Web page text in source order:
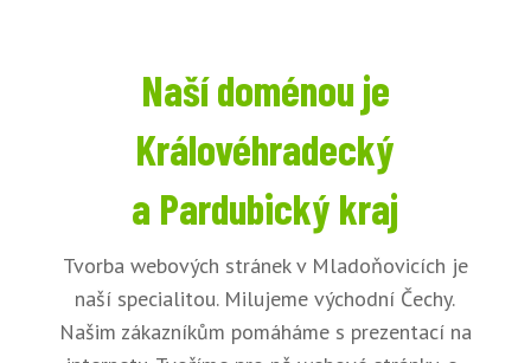
Naší doménou je
Královéhradecký
a Pardubický kraj
Tvorba webových stránek v Mladoňovicích je
naší specialitou. Milujeme východní Čechy.
Našim zákazníkům pomáháme s prezentací na